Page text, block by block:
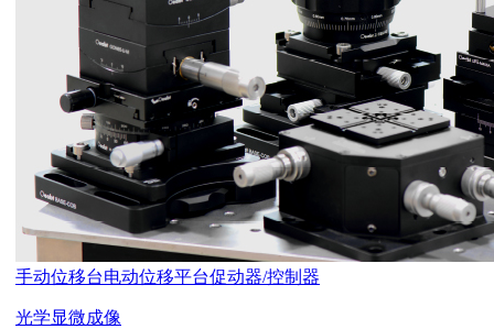
手动位移台电动位移平台促动器/控制器
光学显微成像